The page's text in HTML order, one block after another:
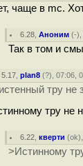
чаще в mc.
6.28 ,Аноним (-),
Так в том и
5.17 ,plan8 (?), 07:06,
тру не
тру не
6.22 ,кверти (ok
>Истинному